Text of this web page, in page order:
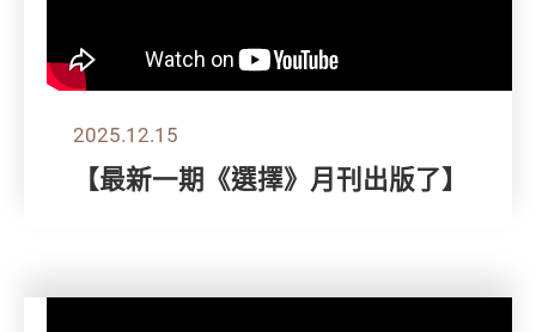
2025.12.15
【最新一期《選擇》月刊出版了】